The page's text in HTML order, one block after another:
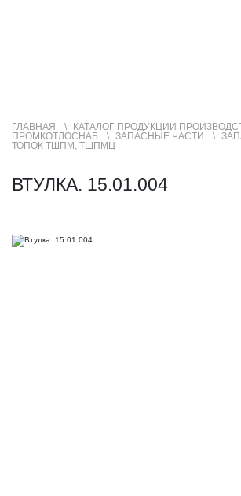
ГЛАВНАЯ
КАТАЛОГ ПРОДУКЦИИ
ПРОМКОТЛОСНАБ
ЗАПАСНЫЕ ЧАСТИ
ТОПОК ТШПМ, ТШПМЦ
ВТУЛКА. 15.01.004